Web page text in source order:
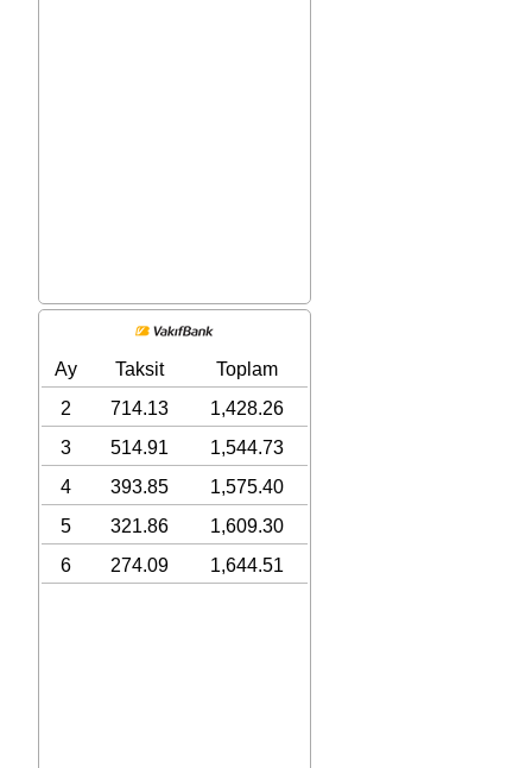
Ay Taksit
Toplam
2
714.13
1,428.26
3
514.91
1,544.73
4
393.85
1,575.40
5
321.86
1,609.30
6
274.09 1,644.51